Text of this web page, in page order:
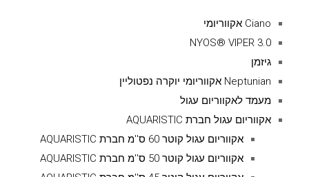
Ciano אקווריומי
NYOS® VIPER 3.0
גיזמן
Neptunian אקווריומי יוקרה נפטוליין
מעמד לאקווריום עגול
אקווריום עגול חברת AQUARISTIC
אקווריום עגול קוטר 60 ס''מ חברת AQUARISTIC
אקווריום עגול קוטר 50 ס''מ חברת AQUARISTIC